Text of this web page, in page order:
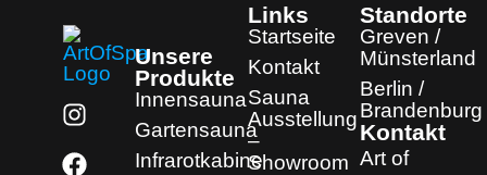
Unsere
Produkte
Innensauna
Gartensauna
Infrarotkabine
Links
Startseite
Kontakt
Sauna
Ausstellung
–
Showroom
Standorte
Greven /
Münsterland
Berlin /
Brandenburg
Kontakt
Art of